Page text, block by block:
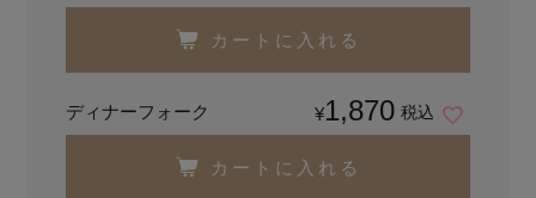
カートに入れる
ディナーフォーク ¥1,870 税込
カートに入れる